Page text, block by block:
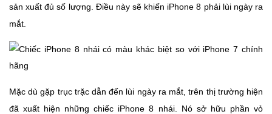
sản xuất đủ số lượng. Điều này sẽ khiến iPhone 8 phải lùi ngày ra
mắt.
Mặc dù gặp trục trặc dẫn đến lùi ngày ra mắt, trên thị trường hiện
đã xuất hiện những chiếc iPhone 8 nhái. Nó sở hữu phần vỏ